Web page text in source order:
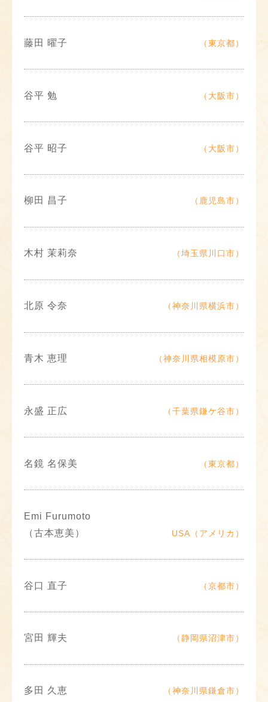
藤田 曜子 （東京都）
谷平 勉 （大阪市）
谷平 昭子 （大阪市）
柳田 昌子 （鹿児島市）
木村 茉莉奈 （埼玉県川口市）
北原 令奈 （神奈川県横浜市）
青木 恵理 （神奈川県相模原市）
永盛 正広 （千葉県鎌ケ谷市）
名鏡 名保美 （東京都）
Emi Furumoto
（古本恵美）
USA（アメリカ）
谷口 直子 （京都市）
宮田 輝夫 （静岡県沼津市）
多田 久恵 （神奈川県鎌倉市）